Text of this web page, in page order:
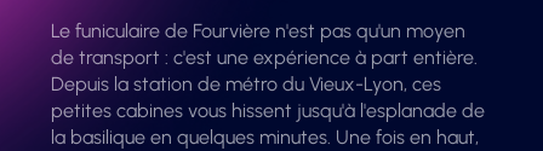
Le funiculaire de Fourvière n'est pas qu'un moyen
de transport : c'est une expérience à part entière.
Depuis la station de métro du Vieux-Lyon, ces
petites cabines vous hissent jusqu'à l'esplanade de
la basilique en quelques minutes. Une fois en haut,